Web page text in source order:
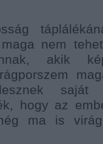
nem
akik
saját
hogy az
ma is